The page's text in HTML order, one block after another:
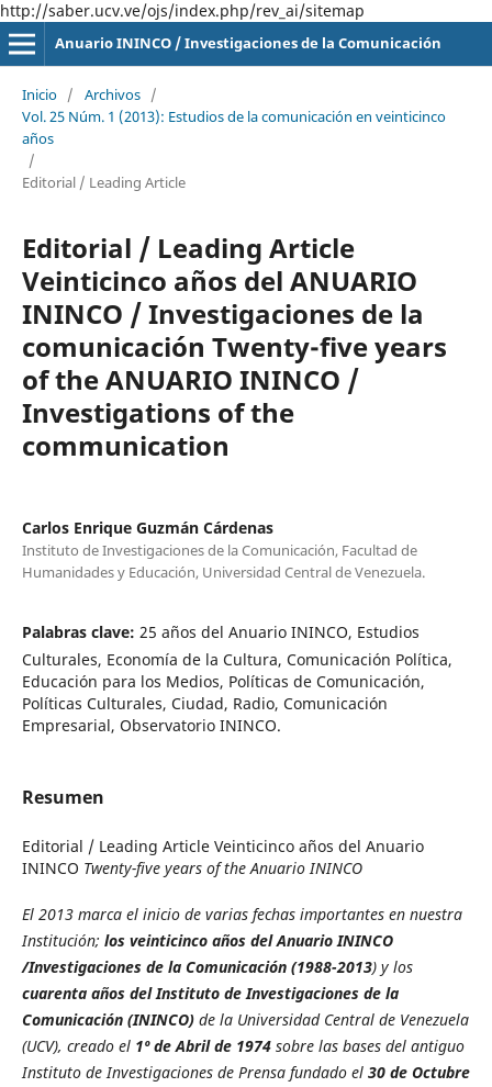
http://saber.ucv.ve/ojs/index.php/rev_ai/sitemap
Anuario ININCO / Investigaciones de la Comunicación
Inicio / Archivos /
Vol. 25 Núm. 1 (2013): Estudios de la comunicación en veinticinco
años
/
Editorial / Leading Article
Editorial / Leading Article
Veinticinco años del ANUARIO
ININCO / Investigaciones de la
comunicación Twenty-five years
of the ANUARIO ININCO /
Investigations of the
communication
Carlos Enrique Guzmán Cárdenas
Instituto de Investigaciones de la Comunicación, Facultad de
Humanidades y Educación, Universidad Central de Venezuela.
Palabras clave: 25 años del Anuario ININCO, Estudios
Culturales, Economía de la Cultura, Comunicación Política,
Educación para los Medios, Políticas de Comunicación,
Políticas Culturales, Ciudad, Radio, Comunicación
Empresarial, Observatorio ININCO.
Resumen
Editorial / Leading Article Veinticinco años del Anuario
ININCO Twenty-five years of theAnuarioININCO
El 2013 marca el inicio de varias fechas importantes en nuestra
Institución; los veinticinco años delAnuario ININCO
/Investigaciones de la Comunicación(1988-2013) y los
cuarenta años del Instituto de Investigaciones de la
Comunicación (ININCO)de la Universidad Central de Venezuela
(UCV), creado el 1º de Abril de 1974sobre las bases del antiguo
Instituto de Investigaciones de Prensa fundado el 30 de Octubre